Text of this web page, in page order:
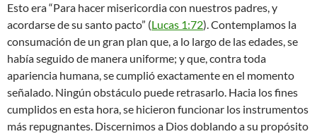
Esto era “Para hacer misericordia con nuestros padres, y
acordarse de su santo pacto” (Lucas 1:72). Contemplamos la
consumación de un gran plan que, a lo largo de las edades, se
había seguido de manera uniforme; y que, contra toda
apariencia humana, se cumplió exactamente en el momento
señalado. Ningún obstáculo puede retrasarlo. Hacia los fines
cumplidos en esta hora, se hicieron funcionar los instrumentos
más repugnantes. Discernimos a Dios doblando a su propósito